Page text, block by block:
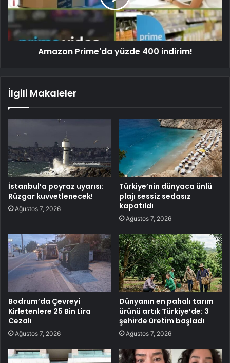
Amazon Prime'da yüzde 400 indirim!
İlgili Makaleler
İstanbul’a poyraz uyarısı:
Rüzgar kuvvetlenecek!
Ağustos 7, 2026
Türkiye’nin dünyaca ünlü
plajı sessiz sedasız
kapatıldı
Ağustos 7, 2026
Bodrum’da Çevreyi
Kirletenlere 25 Bin Lira
Cezalı
Ağustos 7, 2026
Dünyanın en pahalı tarım
ürünü artık Türkiye’de: 3
şehirde üretim başladı
Ağustos 7, 2026